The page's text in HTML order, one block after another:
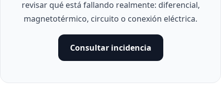
revisar qué está fallando realmente: diferencial,
magnetotérmico, circuito o conexión eléctrica.
Consultar incidencia